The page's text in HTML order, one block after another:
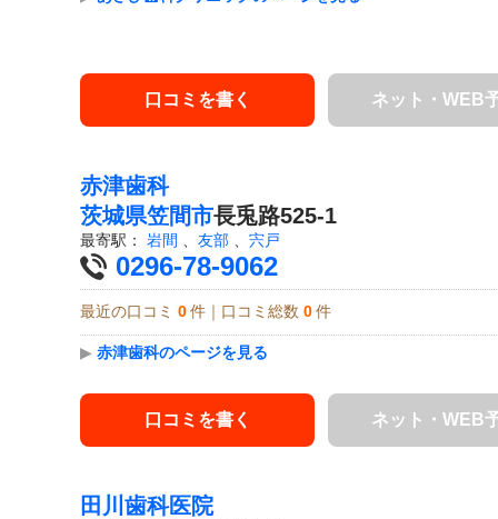
口コミを書く ネット・WEB
赤津歯科
茨城県笠間市長兎路525-1
最寄駅： 岩間 友部 宍戸
0296-78-9062
最近の口コミ 0 件｜口コミ総数 0 件
▶ 赤津歯科のページを見る
口コミを書く ネット・WEB
田川歯科医院